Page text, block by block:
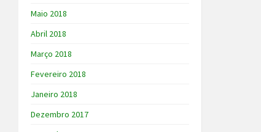
Maio 2018
Abril 2018
Março 2018
Fevereiro 2018
Janeiro 2018
Dezembro 2017